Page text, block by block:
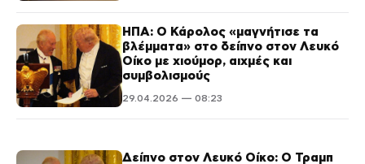
ΗΠΑ: Ο Κάρολος «μαγνήτισε τα
βλέμματα» στο δείπνο στον Λευκό
Οίκο με χιούμορ, αιχμές και
συμβολισμούς
29.04.2026 — 08:23
Δείπνο στον Λευκό Οίκο: Ο Τραμπ